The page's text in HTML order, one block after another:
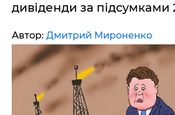
дивіденди за підсумками
Автор: Дмитрий Мироненко